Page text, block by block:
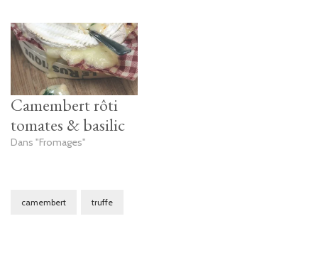
Camembert rôti
tomates & basilic
Dans "Fromages"
camembert truffe